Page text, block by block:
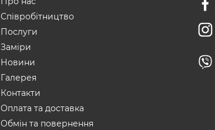
Співробітництво
Послуги
Заміри
Новини
Галерея
Контакти
Оплата та доставка
Обмін та повернення